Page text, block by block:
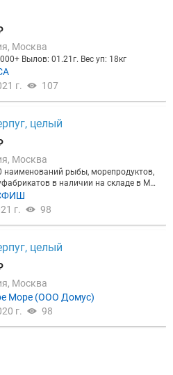
Москва
Вылов: 01.21г. Вес уп: 18кг
г.
107
целый
Москва
наименований рыбы, морепродуктов,
в наличии на складе в Мос
г.
98
целый
Москва
Море (ООО Домус)
г.
98